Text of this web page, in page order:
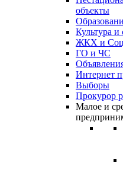
объекты
Культура и
ЖКХ и
ГО и ЧС
Интернет
Выборы
Прокурор
Малое и